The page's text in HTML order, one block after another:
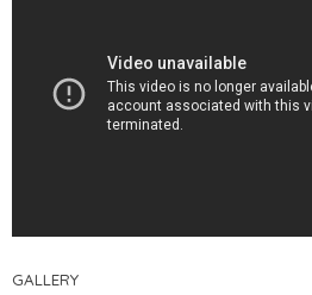
GALLERY